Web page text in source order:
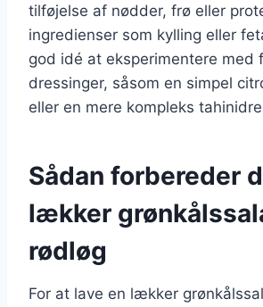
tilføjelse af nødder, frø eller
ingredienser som kylling eller
god idé at eksperimentere med
dressinger, såsom en simpel
eller en mere kompleks
Sådan forbereder
lækker
rødløg
For at lave en lækker